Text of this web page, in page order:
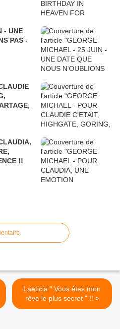
- UNE
PAS -
!!
Laeticia " Vous êtes mon
rêve le plus secret " !! >